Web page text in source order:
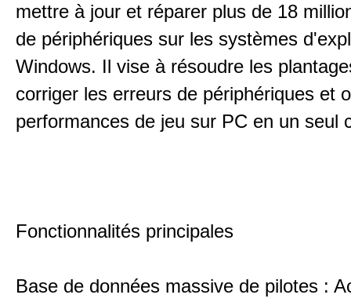
mettre à jour et réparer plus de 18
de périphériques sur les systèmes
Windows. Il vise à résoudre les
corriger les erreurs de périphériques et
performances de jeu sur PC en un seul
Fonctionnalités principales
Base de données massive de pilotes :